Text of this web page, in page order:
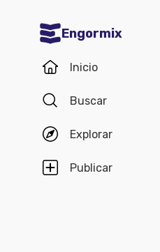
Engormix
Inicio
Buscar
Explorar
Publicar